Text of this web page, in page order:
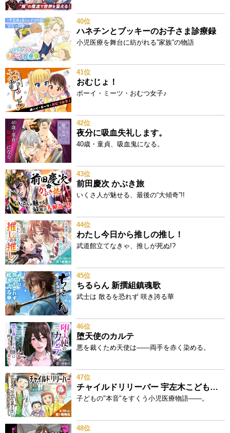
40位
ハネチンとブッキーのお子さま診療録
小児医療を舞台に紡がれる”家族”の物語
41位
おむじょ！
ボーイ・ミーツ・おむつ女子♪
42位
夜分に吸血失礼します。
40歳・童貞、吸血鬼になる。
43位
前田慶次 かぶき旅
いくさ人が魅せる、最後の“大傾奇”!!
44位
わたし今日から推しの推し！
武道館立てなきゃ、推しが死ぬ!?
45位
ちるらん 新撰組鎮魂歌
武士は 散るを恐れず 咲き誇る華
46位
堕天使のカルテ
悪を裁くため天使は——両手を赤く染める。
47位
チャイルドリリーバー 宇左木こども病院の時田さん
子どもの"本音"をすくう小児医療物語——。
48位